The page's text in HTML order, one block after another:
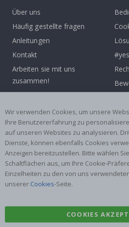
Über uns
Häufig gestellte fragen
Anleitungen
Kontakt
Arbeiten sie mit uns
zusammen!
Inspiration
Beliebte Kategorien
Namensaufkleber
Fliesenaufkleber
Poster
Aufkleber
Wir verwenden Cookies, um unsere
Ihre Benutzererfahrung zu
auf unseren Websites zu analysieren.
Dienste, können ebenfalls Cookies
Anzeigen bereitzustellen. Bitte wählen
Schaltflächen aus, um Ihre Cookie-
Einzelheiten zu den von uns
unserer Cookies-Seite.
COOKIES